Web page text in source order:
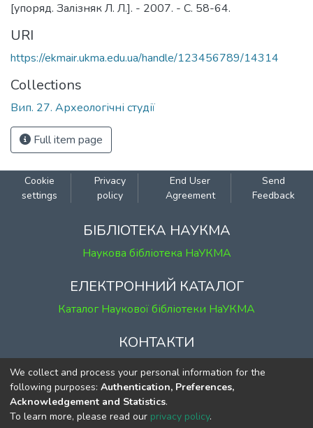
[упоряд. Залізняк Л. Л.]. - 2007. - С. 58-64.
URI
https://ekmair.ukma.edu.ua/handle/123456789/14314
Collections
Вип. 27. Археологічні студії
Full item page
Cookie
settings
Privacy
policy
End User
Agreement
Send
Feedback
БІБЛІОТЕКА НАУКМА
Наукова бібліотека НаУКМА
ЕЛЕКТРОННИЙ КАТАЛОГ
Каталог Наукової бібліотеки НаУКМА
КОНТАКТИ
м. Київ, вул. Григорія Сковороди, 2
к. 1, к. 120
тел. (044) 463-69-31
ekmair@ukma.edu.ua
We collect and process your personal information for the
following purposes: Authentication, Preferences,
Acknowledgement and Statistics.
To learn more, please read our privacy policy.